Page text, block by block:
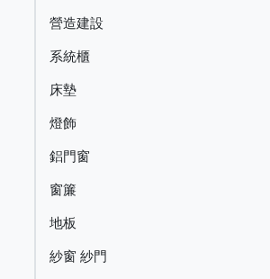
營造建設
系統櫃
床墊
燈飾
鋁門窗
窗簾
地板
紗窗 紗門